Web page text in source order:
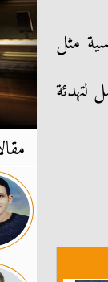
مثل
لتهدئة